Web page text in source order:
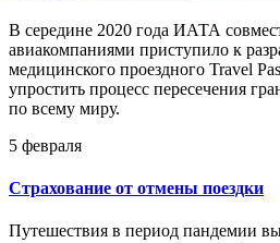
В середине 2020 года ИАТА
авиакомпаниями приступило к
медицинского проездного Travel
упростить процесс пересечения
по всему миру.
5 февраля
Страхование от отмены поездки
Путешествия в период пандемии